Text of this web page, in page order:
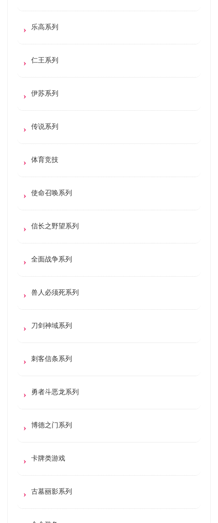
乐高系列
仁王系列
伊苏系列
传说系列
体育竞技
使命召唤系列
信长之野望系列
全面战争系列
兽人必须死系列
刀剑神域系列
刺客信条系列
勇者斗恶龙系列
博德之门系列
卡牌类游戏
古墓丽影系列